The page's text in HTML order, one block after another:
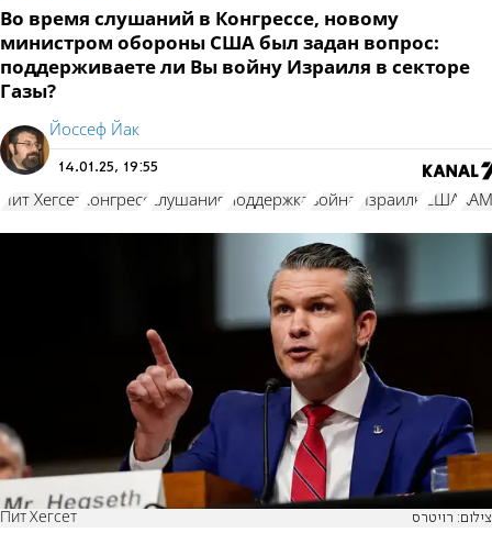
Во время слушаний в Конгрессе, новому
министром обороны США был задан вопрос:
поддерживаете ли Вы войну Израиля в секторе
Газы?
Йоссеф Йак
14.01.25, 19:55
Пит Хегсет конгресс слушания поддержка война Израиль США
Пит Хегсет צילום: רויטרס